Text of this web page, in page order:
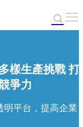
樣生產挑戰 打
爭力
明平台，提高企業